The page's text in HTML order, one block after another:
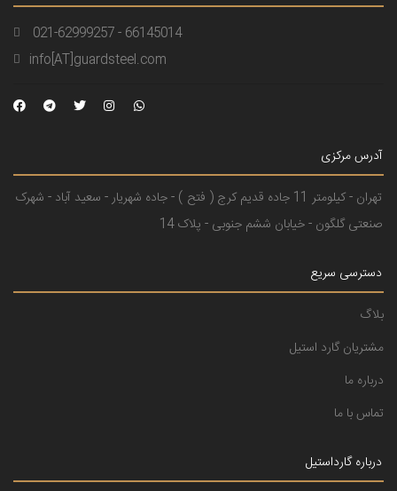
021-62999257 - 66145014
info[AT]guardsteel.com
آدرس مرکزی
تهران - کیلومتر 11 جاده قدیم کرج ( فتح ) - جاده شهریار - سعید آباد - شهرک
صنعتی گلگون - خیابان ششم جنوبی - پلاک 14
دسترسی سریع
بلاگ
مشتریان گارد استیل
درباره ما
تماس با ما
درباره گارداستیل